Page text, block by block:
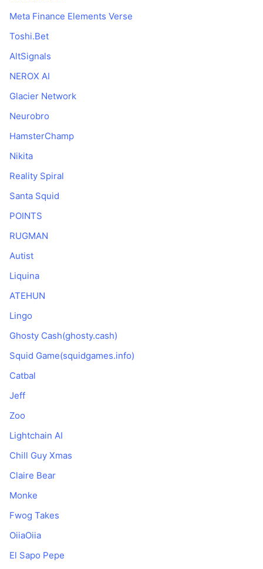
Meta Finance Elements Verse
Toshi.Bet
AltSignals
NEROX AI
Glacier Network
Neurobro
HamsterChamp
Nikita
Reality Spiral
Santa Squid
POINTS
RUGMAN
Autist
Liquina
ATEHUN
Lingo
Ghosty Cash(ghosty.cash)
Squid Game(squidgames.info)
Catbal
Jeff
Zoo
Lightchain AI
Chill Guy Xmas
Claire Bear
Monke
Fwog Takes
OiiaOiia
El Sapo Pepe